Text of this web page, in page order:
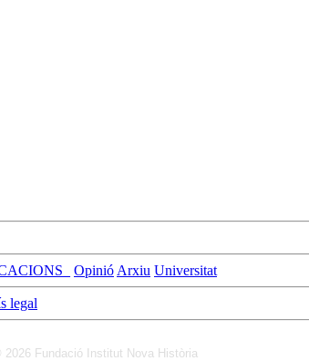
Opinió Arxiu Universitat
legal
2026 Fundació Institut Nova Història